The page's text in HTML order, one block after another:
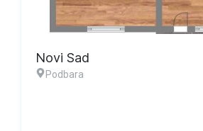
Novi Sad
Podbara